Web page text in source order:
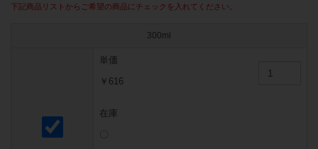
下記商品リストからご希望の商品にチェックを入れてください。
300ml
単価
￥616
在庫